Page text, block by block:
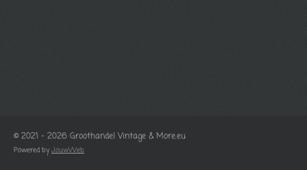
© 2021 - 2026 Groothandel Vintage & More.eu
Powered by JouwWeb